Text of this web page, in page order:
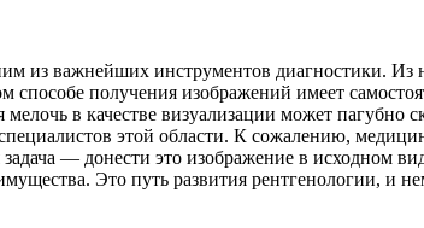
из важнейших инструментов диагностики. Из
получения изображений имеет
в качестве визуализации может пагубно
этой области. К сожалению,
— донести это изображение в исходном
Это путь развития рентгенологии, и